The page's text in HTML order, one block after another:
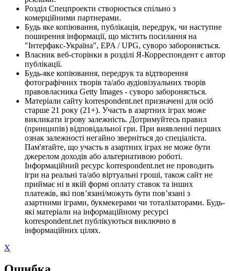
Розділ Спецпроекти створюється спільно з
комерційними партнерами.
Будь яке копіювання, публікація, передрук, чи наступне
поширення інформації, що містить посилання на
"Інтерфакс-Україна", EPA / UPG, суворо забороняється.
Власник веб-сторінки в розділі Я-Корреспондент є автор
публікації.
Будь-яке копіювання, передрук та відтворення
фотографічних творів та/або аудіовізуальних творів
правовласника Getty Images - суворо забороняється.
Матеріали сайту korrespondent.net призначені для осіб
старше 21 року (21+). Участь в азартних іграх може
викликати ігрову залежність. Дотримуйтесь правил
(принципів) відповідальної гри. При виявленні перших
ознак залежності негайно зверніться до спеціаліста.
Пам'ятайте, що участь в азартних іграх не може бути
джерелом доходів або альтернативою роботі.
Інформаційний ресурс korrespondent.net не проводить
ігри на реальні та/або віртуальні гроші, також сайт не
приймає ні в якій формі оплату ставок та інших
платежів, які пов’язані/можуть бути пов’язані з
азартними іграми, букмекерами чи тоталізаторами. Будь-
які матеріали на інформаційному ресурсі
korrespondent.net публікуються виключно в
інформаційних цілях.
X